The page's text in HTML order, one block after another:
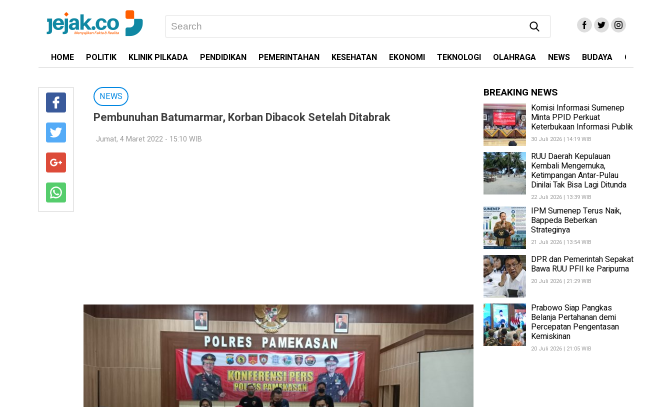
HOME POLITIK KLINIK PILKADA PENDIDIKAN PEMERINTAHAN KESEHATAN EKONOMI TEKNOLOGI OLAHRAGA NEWS BUDAYA OPINI
NEWS
Pembunuhan Batumarmar, Korban Dibacok Setelah Ditabrak
Jumat, 4 Maret 2022 - 15:10 WIB
BREAKING NEWS
Komisi Informasi Sumenep
Minta PPID Perkuat
Keterbukaan Informasi Publik
30 Juli 2026 | 14:19 WIB
RUU Daerah Kepulauan
Kembali Mengemuka,
Ketimpangan Antar-Pulau
Dinilai Tak Bisa Lagi Ditunda
22 Juli 2026 | 13:39 WIB
IPM Sumenep Terus Naik,
Bappeda Beberkan
Strateginya
21 Juli 2026 | 13:54 WIB
DPR dan Pemerintah Sepakat
Bawa RUU PFII ke Paripurna
20 Juli 2026 | 21:29 WIB
Prabowo Siap Pangkas
Belanja Pertahanan demi
Percepatan Pengentasan
Kemiskinan
20 Juli 2026 | 21:05 WIB